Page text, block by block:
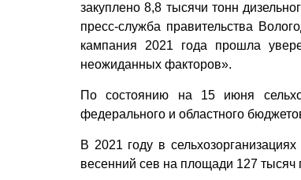
закуплено 8,8 тысячи тонн
пресс-служба правительства
кампания 2021 года прошла
неожиданных факторов».
По состоянию на 15 июня
федерального и областного
В 2021 году в
весенний сев на площади 127 тысяч